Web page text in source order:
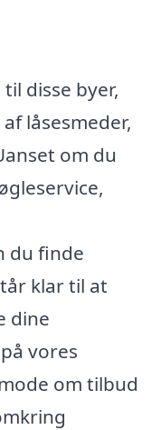
disse byer,
låsesmeder,
om du
du finde
klar til at
dine
vores
om tilbud